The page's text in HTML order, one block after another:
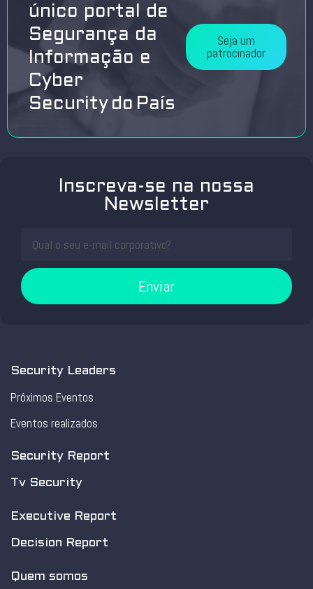
único portal de
Segurança da
Informação e
Cyber
Security do País
Seja um
patrocinador
Inscreva-se na nossa
Newsletter
Enviar
Security Leaders
Próximos Eventos
Eventos realizados
Security Report
Tv Security
Executive Report
Decision Report
Quem somos